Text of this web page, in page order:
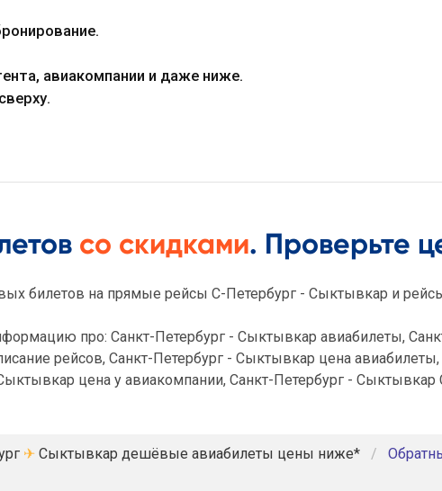
авиакомпании и даже ниже.
со скидками. Проверьте
билетов на прямые рейсы С-Петербург - Сыктывкар и
про: Санкт-Петербург - Сыктывкар авиабилеты,
рейсов, Санкт-Петербург - Сыктывкар цена
цена у авиакомпании, Санкт-Петербург - Сыктывкар
✈ Сыктывкар дешёвые авиабилеты цены ниже*